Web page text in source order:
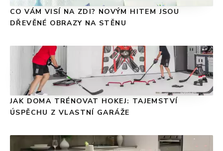
CO VÁM VISÍ NA ZDI? NOVÝM HITEM JSOU
DŘEVĚNÉ OBRAZY NA STĚNU
JAK DOMA TRÉNOVAT HOKEJ: TAJEMSTVÍ
ÚSPĚCHU Z VLASTNÍ GARÁŽE